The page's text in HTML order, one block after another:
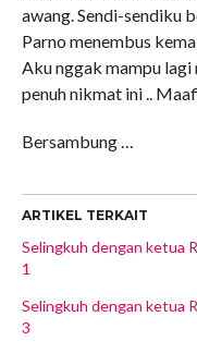
awang. Sendi-sendiku
Parno menembus
Aku nggak mampu lagi
penuh nikmat ini ..
Bersambung …
ARTIKEL TERKAIT
Selingkuh dengan ketua
1
Selingkuh dengan ketua
3